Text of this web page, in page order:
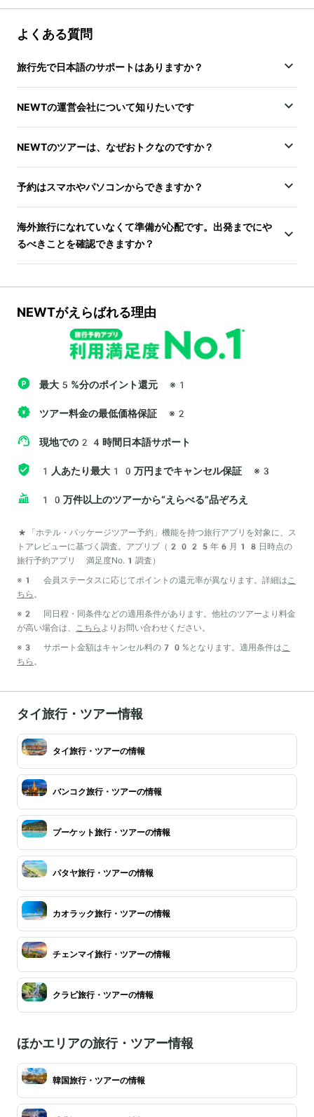
よくある質問
旅行先で日本語のサポートはありますか？
NEWTの運営会社について知りたいです
NEWTのツアーは、なぜおトクなのですか？
予約はスマホやパソコンからできますか？
海外旅行になれていなくて準備が心配です。出発までにや
るべきことを確認できますか？
NEWTがえらばれる理由
最大5%分のポイント還元 ※1
ツアー料金の最低価格保証 ※2
現地での24時間日本語サポート
1人あたり最大10万円までキャンセル保証 ※3
10万件以上のツアーから“えらべる”品ぞろえ
*「ホテル・パッケージツアー予約」機能を持つ旅行アプリを対象に、ス
トアレビューに基づく調査。アプリブ（2025年6月18日時点の
旅行予約アプリ 満足度No.1調査）
※1 会員ステータスに応じてポイントの還元率が異なります。詳細は こ
ちら 。
※2 同日程・同条件などの適用条件があります。他社のツアーより料金
が高い場合は、
こちら よりお問い合わせください。
※3 サポート金額はキャンセル料の70%となります。適用条件は こ
ちら 。
タイ旅行・ツアー情報
タイ旅行・ツアーの情報
バンコク旅行・ツアーの情報
プーケット旅行・ツアーの情報
パタヤ旅行・ツアーの情報
カオラック旅行・ツアーの情報
チェンマイ旅行・ツアーの情報
クラビ旅行・ツアーの情報
ほかエリアの旅行・ツアー情報
韓国旅行・ツアーの情報